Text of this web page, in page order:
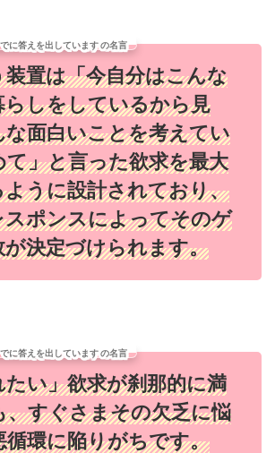
に答えを出しています の名言
装置は「今自分はこんな
らしをしているから見
な面白いことを考えてい
」と言った欲求を最大
ように設計されており、
スポンスによってそのゲ
決定づけられます。
に答えを出しています の名言
い」欲求が刹那的に満
、すぐさまその欠乏に悩
循環に陥りがちです。